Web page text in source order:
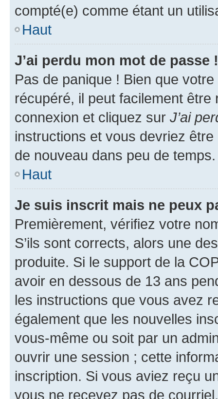
compté(e) comme étant un
Haut
J’ai perdu mon mot de passe !
Pas de panique ! Bien que
récupéré, il peut facilement
connexion et cliquez sur J’ai
instructions et vous devriez
de nouveau dans peu de temps.
Haut
Je suis inscrit mais ne peux
Premièrement, vérifiez votre
S’ils sont corrects, alors une
produite. Si le support de la
avoir en dessous de 13 ans
les instructions que vous avez
également que les nouvelles
vous-même ou soit par un
ouvrir une session ; cette
inscription. Si vous aviez reçu
vous ne recevez pas de